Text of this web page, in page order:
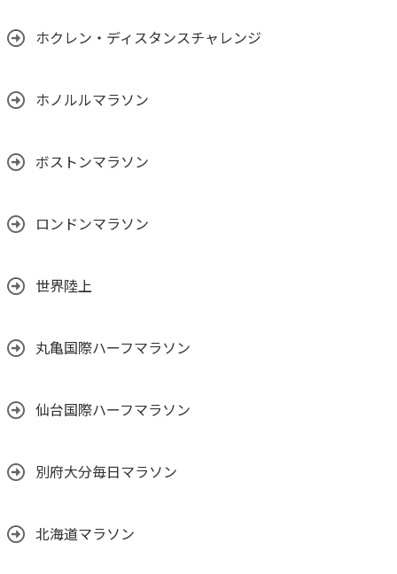
ホクレン・ディスタンスチャレンジ
ホノルルマラソン
ボストンマラソン
ロンドンマラソン
世界陸上
丸亀国際ハーフマラソン
仙台国際ハーフマラソン
別府大分毎日マラソン
北海道マラソン